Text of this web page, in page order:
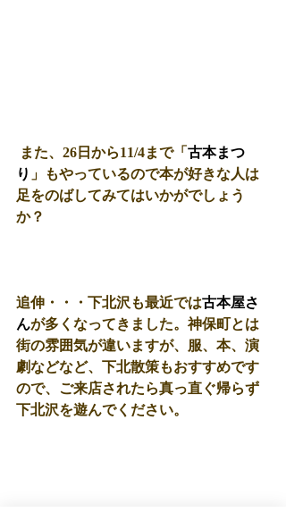
また、26日から11/4まで「 古本まつ
り 」もやっているので本が好きな人は
足をのばしてみてはいかがでしょう
か？
追伸・・・下北沢も最近では古本屋さ
んが多くなってきました。神保町とは
街の雰囲気が違いますが、服、本、演
劇などなど、下北散策もおすすめです
ので、ご来店されたら真っ直ぐ帰らず
下北沢を遊んでください。